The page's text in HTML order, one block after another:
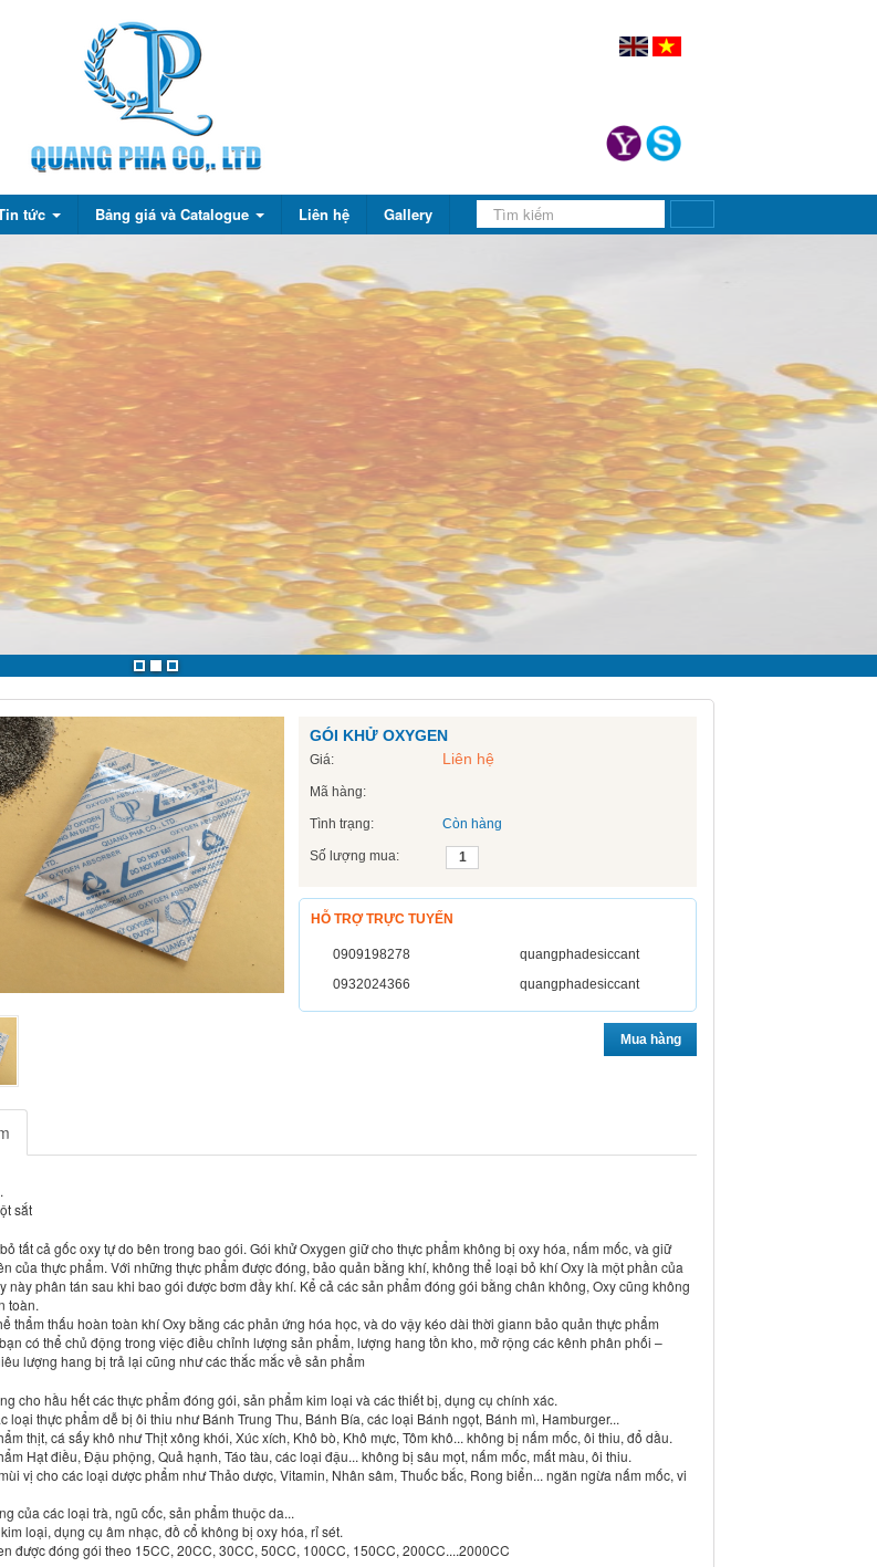
tức Bảng giá và Catalogue Liên hệ Gallery
GÓI KHỬ OXYGEN
Giá: Liên hệ
Mã hàng:
Tình trạng: Còn hàng
Số lượng mua:
HỖ TRỢ TRỰC TUYẾN
0909198278
quangphadesiccant
0932024366
quangphadesiccant
Mua hàng
sắt
tất cả gốc oxy tự do bên trong bao gói. Gói khử Oxygen giữ cho thực phẩm không bị oxy hóa, nấm mốc, và giữ
của thực phẩm. Với những thực phẩm được đóng, bảo quản bằng khí, không thể loại bỏ khí Oxy là một phần của
này phân tán sau khi bao gói được bơm đầy khí. Kể cả các sản phẩm đóng gói bằng chân không, Oxy cũng không
toàn.
thẩm thấu hoàn toàn khí Oxy bằng các phản ứng hóa học, và do vậy kéo dài thời giann bảo quản thực phẩm
có thể chủ động trong việc điều chỉnh lượng sản phẩm, lượng hang tồn kho, mở rộng các kênh phân phối –
lượng hang bị trả lại cũng như các thắc mắc về sản phẩm
cho hầu hết các thực phẩm đóng gói, sản phẩm kim loại và các thiết bị, dụng cụ chính xác.
loại thực phẩm dễ bị ôi thiu như Bánh Trung Thu, Bánh Bía, các loại Bánh ngọt, Bánh mì, Hamburger...
thịt, cá sấy khô như Thịt xông khói, Xúc xích, Khô bò, Khô mực, Tôm khô... không bị nấm mốc, ôi thiu, đổ dầu.
Hạt điều, Đậu phộng, Quả hạnh, Táo tàu, các loại đậu... không bị sâu mọt, nấm mốc, mất màu, ôi thiu.
vị cho các loại dược phẩm như Thảo dược, Vitamin, Nhân sâm, Thuốc bắc, Rong biển... ngăn ngừa nấm mốc, vi
của các loại trà, ngũ cốc, sản phẩm thuộc da...
loại, dụng cụ âm nhạc, đồ cổ không bị oxy hóa, rỉ sét.
được đóng gói theo 15CC, 20CC, 30CC, 50CC, 100CC, 150CC, 200CC....2000CC